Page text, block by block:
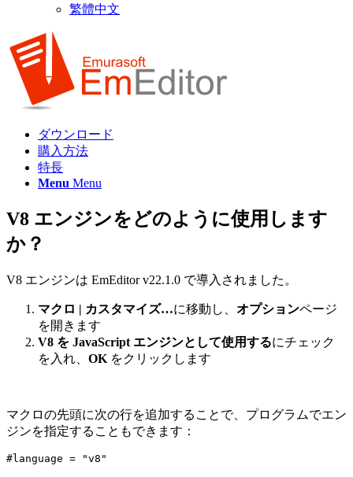
繁體中文
ダウンロード
購入方法
特長
Menu Menu
V8 エンジンをどのように使用します
か？
V8 エンジンは EmEditor v22.1.0 で導入されました。
マクロ | カスタマイズ…に移動し、 オプションページ
を開きます
V8 を JavaScript エンジンとして使用するにチェック
を入れ、 OK をクリックします
マクロの先頭に次の行を追加することで、プログラムでエン
ジンを指定することもできます：
#language = "v8"